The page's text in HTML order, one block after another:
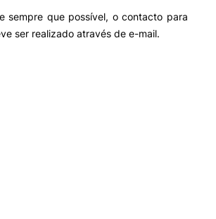
sempre que possível, o contacto para
ser realizado através de e-mail.